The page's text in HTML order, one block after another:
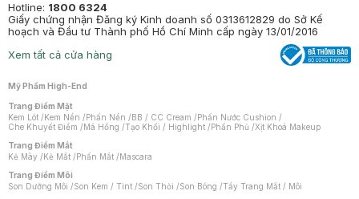
Hotline: 1800 6324
Giấy chứng nhận Đăng ký Kinh doanh số 0313612829 do Sở Kế
hoạch và Đầu tư Thành phố Hồ Chí Minh cấp ngày 13/01/2016
Xem tất cả cửa hàng
Mỹ Phẩm High-End
Trang Điểm Mặt
Kem Lót /Kem Nền /Phấn Nền /BB / CC Cream /Phấn Nước Cushion /
Che Khuyết Điểm /Má Hồng /Tạo Khối / Highlight /Phấn Phủ /Xịt Khoá Makeup
Trang Điểm Mắt
Kẻ Mày /Kẻ Mắt /Phấn Mắt /Mascara
Trang Điểm Môi
Son Dưỡng Môi /Son Kem / Tint /Son Thỏi /Son Bóng /Tẩy Trang Mắt / Môi